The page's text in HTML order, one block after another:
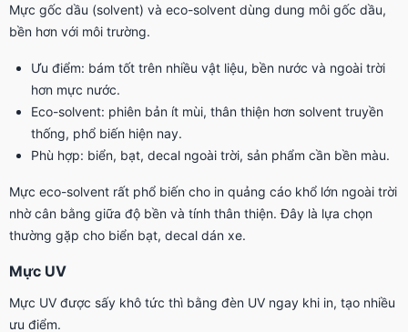
Mực gốc dầu (solvent) và eco-solvent dùng dung môi gốc dầu,
bền hơn với môi trường.
Ưu điểm: bám tốt trên nhiều vật liệu, bền nước và ngoài trời
hơn mực nước.
Eco-solvent: phiên bản ít mùi, thân thiện hơn solvent truyền
thống, phổ biến hiện nay.
Phù hợp: biển, bạt, decal ngoài trời, sản phẩm cần bền màu.
Mực eco-solvent rất phổ biến cho in quảng cáo khổ lớn ngoài trời
nhờ cân bằng giữa độ bền và tính thân thiện. Đây là lựa chọn
thường gặp cho biển bạt, decal dán xe.
Mực UV
Mực UV được sấy khô tức thì bằng đèn UV ngay khi in, tạo nhiều
ưu điểm.